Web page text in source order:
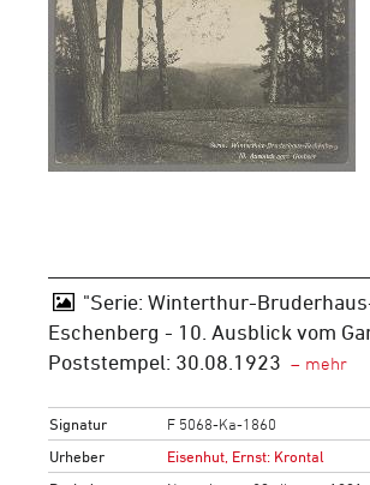
"Serie: Winterthur-
Eschenberg - 10. Ausblick vom
Poststempel: 30.08.1923
Signatur
F 5068-Ka-1860
Urheber
Eisenhut, Ernst: Krontal